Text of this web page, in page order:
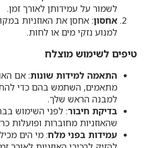
לשמור על עמידותן לאורך זמן.
אחסון: אחסן את האוזניות
למנוע נזקי מים או לחות.
טיפים לשימוש מוצלח
התאמה למידות שונות: אם
מתאמים, השתמש בהם כדי
למבנה הראש שלך.
בדיקת חיבור: לפני השימוש
שהאוזניות מחוברות ופועלות
עמידות בפני מלח: מי הים